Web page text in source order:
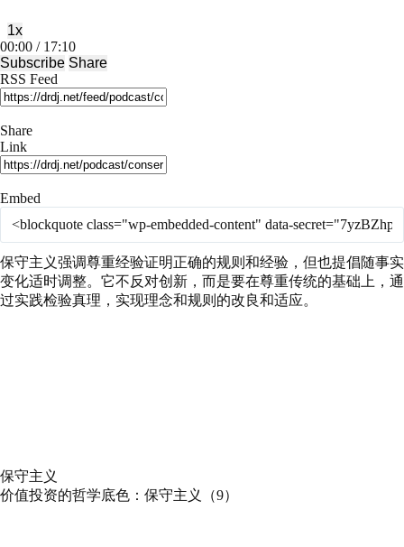
Mute/Unmute
Episode
Rewind
10
Seconds
1x
Fast
Forward
30
seconds
00:00 / 17:10
Subscribe Share
RSS Feed
Share
Link
Embed
保守主义强调尊重经验证明正确的规则和经验，但也提倡随事实
变化适时调整。它不反对创新，而是要在尊重传统的基础上，通
过实践检验真理，实现理念和规则的改良和适应。
保守主义
价值投资的哲学底色：保守主义（9）